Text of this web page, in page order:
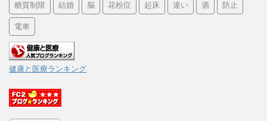
糖質制限 結婚 脳 花粉症 起床 違い 酒 防止
電車
健康と医療ランキング